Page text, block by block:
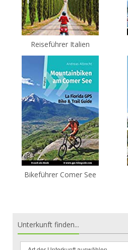
Reiseführer Italien
Bikeführer Comer See
Unterkunft finden...